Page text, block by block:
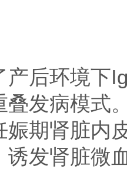
产后环境下
叠发病模式
娠期肾脏内
诱发肾脏微